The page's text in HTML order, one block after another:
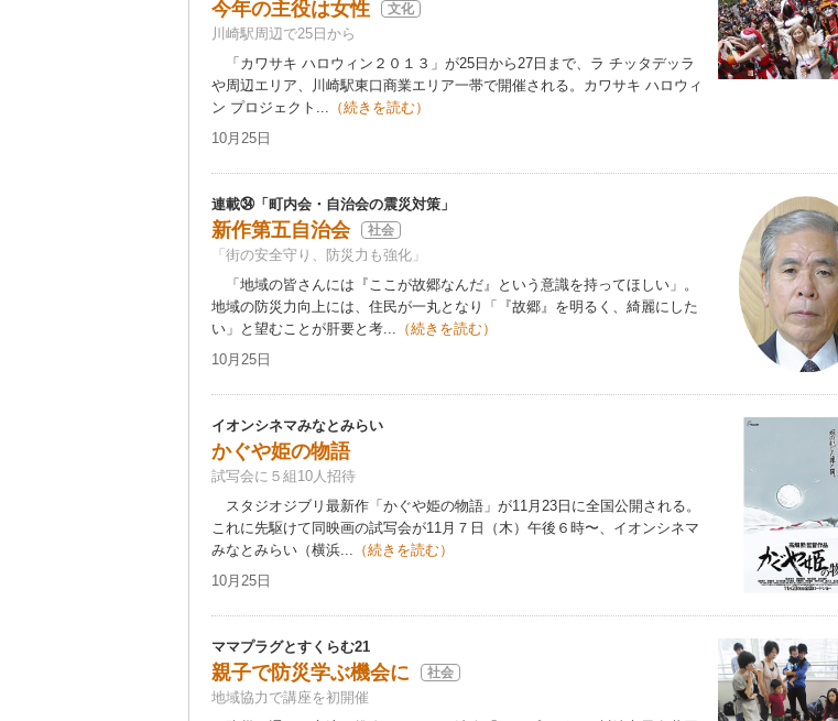
今年の主役は女性 文化
川崎駅周辺で25日から
「カワサキ ハロウィン２０１３」が25日から27日まで、ラ チッタデッラ
や周辺エリア、川崎駅東口商業エリア一帯で開催される。カワサキ ハロウィ
ン プロジェクト... （続きを読む）
10月25日
連載㉞「町内会・自治会の震災対策」
新作第五自治会 社会
「街の安全守り、防災力も強化」
「地域の皆さんには『ここが故郷なんだ』という意識を持ってほしい」。
地域の防災力向上には、住民が一丸となり「『故郷』を明るく、綺麗にした
い」と望むことが肝要と考... （続きを読む）
10月25日
イオンシネマみなとみらい
かぐや姫の物語
試写会に５組10人招待
スタジオジブリ最新作「かぐや姫の物語」が11月23日に全国公開される。
これに先駆けて同映画の試写会が11月７日（木）午後６時〜、イオンシネマ
みなとみらい（横浜... （続きを読む）
10月25日
ママプラグとすくらむ21
親子で防災学ぶ機会に 社会
地域協力で講座を初開催